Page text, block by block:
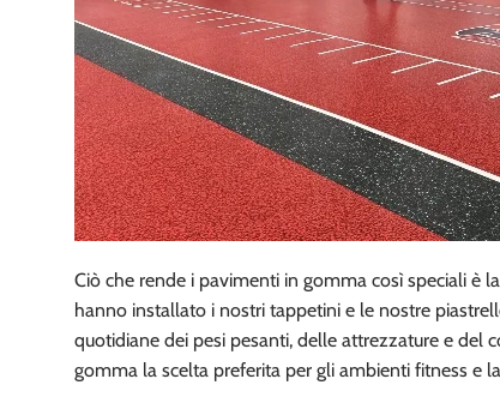
Ciò che rende i pavimenti in gomma così speciali è
hanno installato i nostri tappetini e le nostre
quotidiane dei pesi pesanti, delle attrezzature e
gomma la scelta preferita per gli ambienti fitness e